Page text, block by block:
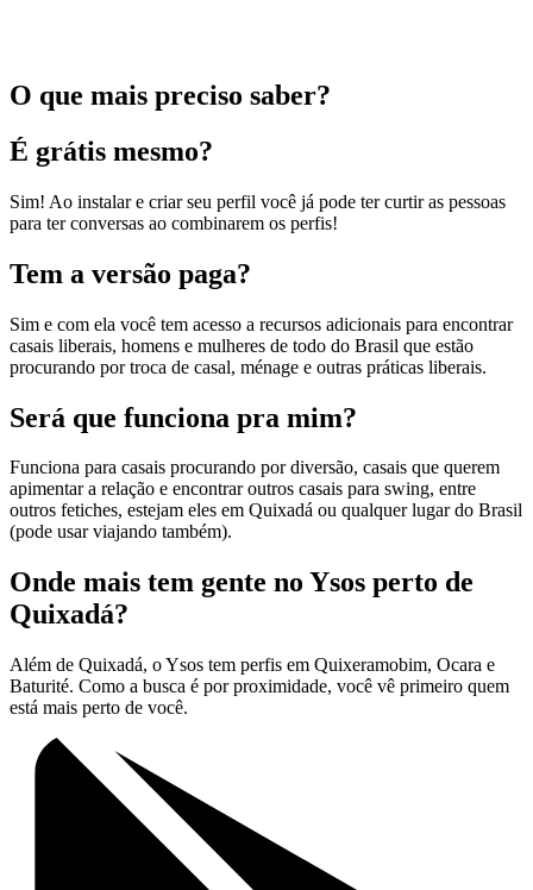
O que mais preciso saber?
É grátis mesmo?
Sim! Ao instalar e criar seu perfil você já pode ter curtir as pessoas
para ter conversas ao combinarem os perfis!
Tem a versão paga?
Sim e com ela você tem acesso a recursos adicionais para encontrar
casais liberais, homens e mulheres de todo do Brasil que estão
procurando por troca de casal, ménage e outras práticas liberais.
Será que funciona pra mim?
Funciona para casais procurando por diversão, casais que querem
apimentar a relação e encontrar outros casais para swing, entre
outros fetiches, estejam eles em Quixadá ou qualquer lugar do Brasil
(pode usar viajando também).
Onde mais tem gente no Ysos perto de
Quixadá?
Além de Quixadá, o Ysos tem perfis em Quixeramobim, Ocara e
Baturité. Como a busca é por proximidade, você vê primeiro quem
está mais perto de você.